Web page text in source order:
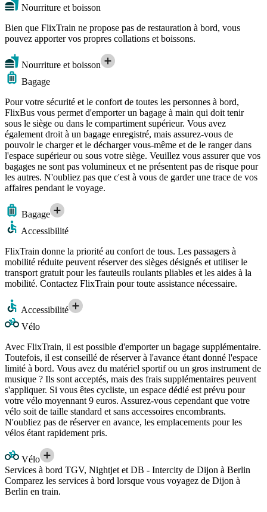
Nourriture et boisson
Bien que FlixTrain ne propose pas de restauration à bord, vous
pouvez apporter vos propres collations et boissons.
Nourriture et boisson
Bagage
Pour votre sécurité et le confort de toutes les personnes à bord,
FlixBus vous permet d'emporter un bagage à main qui doit tenir
sous le siège ou dans le compartiment supérieur. Vous avez
également droit à un bagage enregistré, mais assurez-vous de
pouvoir le charger et le décharger vous-même et de le ranger dans
l'espace supérieur ou sous votre siège. Veuillez vous assurer que vos
bagages ne sont pas volumineux et ne présentent pas de risque pour
les autres. N'oubliez pas que c'est à vous de garder une trace de vos
affaires pendant le voyage.
Bagage
Accessibilité
FlixTrain donne la priorité au confort de tous. Les passagers à
mobilité réduite peuvent réserver des sièges désignés et utiliser le
transport gratuit pour les fauteuils roulants pliables et les aides à la
mobilité. Contactez FlixTrain pour toute assistance nécessaire.
Accessibilité
Vélo
Avec FlixTrain, il est possible d'emporter un bagage supplémentaire.
Toutefois, il est conseillé de réserver à l'avance étant donné l'espace
limité à bord. Vous avez du matériel sportif ou un gros instrument de
musique ? Ils sont acceptés, mais des frais supplémentaires peuvent
s'appliquer. Si vous êtes cycliste, un espace dédié est prévu pour
votre vélo moyennant 9 euros. Assurez-vous cependant que votre
vélo soit de taille standard et sans accessoires encombrants.
N'oubliez pas de réserver en avance, les emplacements pour les
vélos étant rapidement pris.
Vélo
Services à bord TGV, Nightjet et DB - Intercity de Dijon à Berlin
Comparez les services à bord lorsque vous voyagez de Dijon à
Berlin en train.